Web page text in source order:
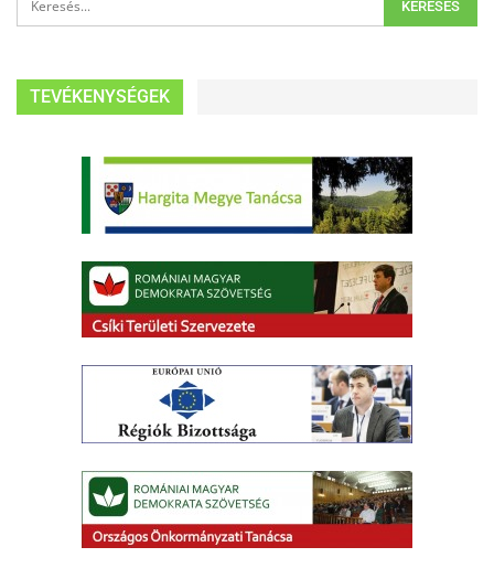
TEVÉKENYSÉGEK